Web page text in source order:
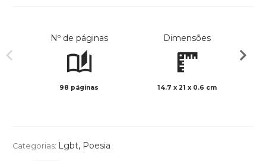
Nº de páginas
98 páginas
Dimensões
14.7 x 21 x 0.6 cm
Categorias: Lgbt, Poesia